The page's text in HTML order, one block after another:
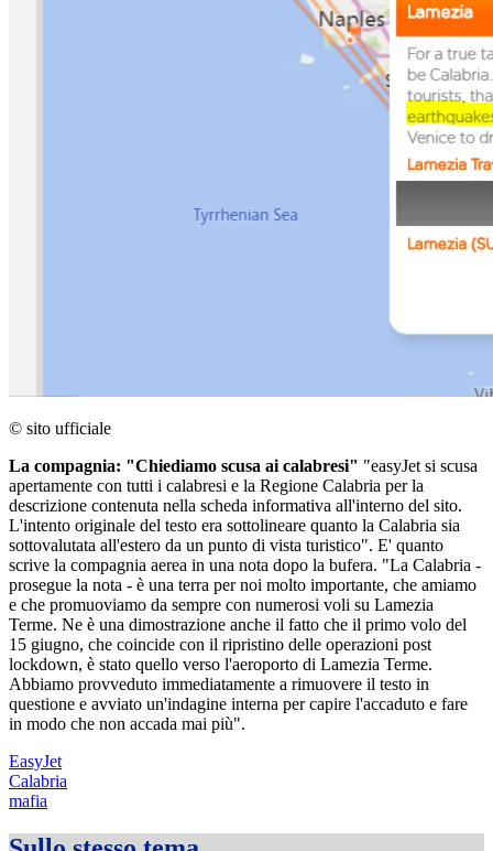
© sito ufficiale
La compagnia: "Chiediamo scusa ai calabresi" "easyJet si scusa
apertamente con tutti i calabresi e la Regione Calabria per la
descrizione contenuta nella scheda informativa all'interno del sito.
L'intento originale del testo era sottolineare quanto la Calabria sia
sottovalutata all'estero da un punto di vista turistico". E' quanto
scrive la compagnia aerea in una nota dopo la bufera. "La Calabria -
prosegue la nota - è una terra per noi molto importante, che amiamo
e che promuoviamo da sempre con numerosi voli su Lamezia
Terme. Ne è una dimostrazione anche il fatto che il primo volo del
15 giugno, che coincide con il ripristino delle operazioni post
lockdown, è stato quello verso l'aeroporto di Lamezia Terme.
Abbiamo provveduto immediatamente a rimuovere il testo in
questione e avviato un'indagine interna per capire l'accaduto e fare
in modo che non accada mai più".
EasyJet
Calabria
mafia